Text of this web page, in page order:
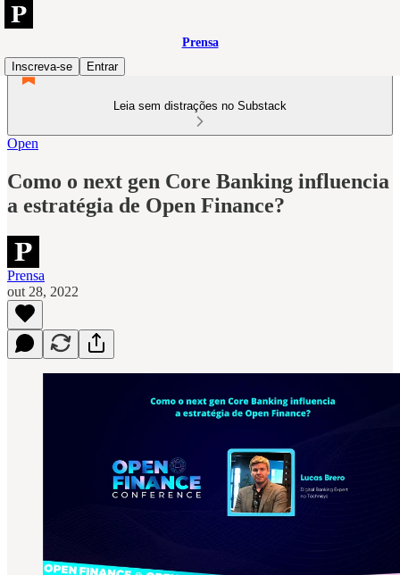
Prensa
Inscreva-se
Entrar
Leia sem distrações no Substack
Open
Como o next gen Core Banking influencia
a estratégia de Open Finance?
Prensa
out 28, 2022